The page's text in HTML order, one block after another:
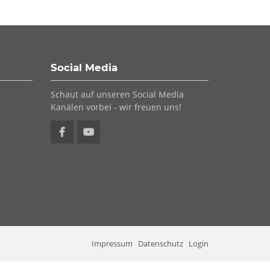
Social Media
Schaut auf unseren Social Media
Kanälen vorbei - wir freuen uns!
Impressum Datenschutz Login